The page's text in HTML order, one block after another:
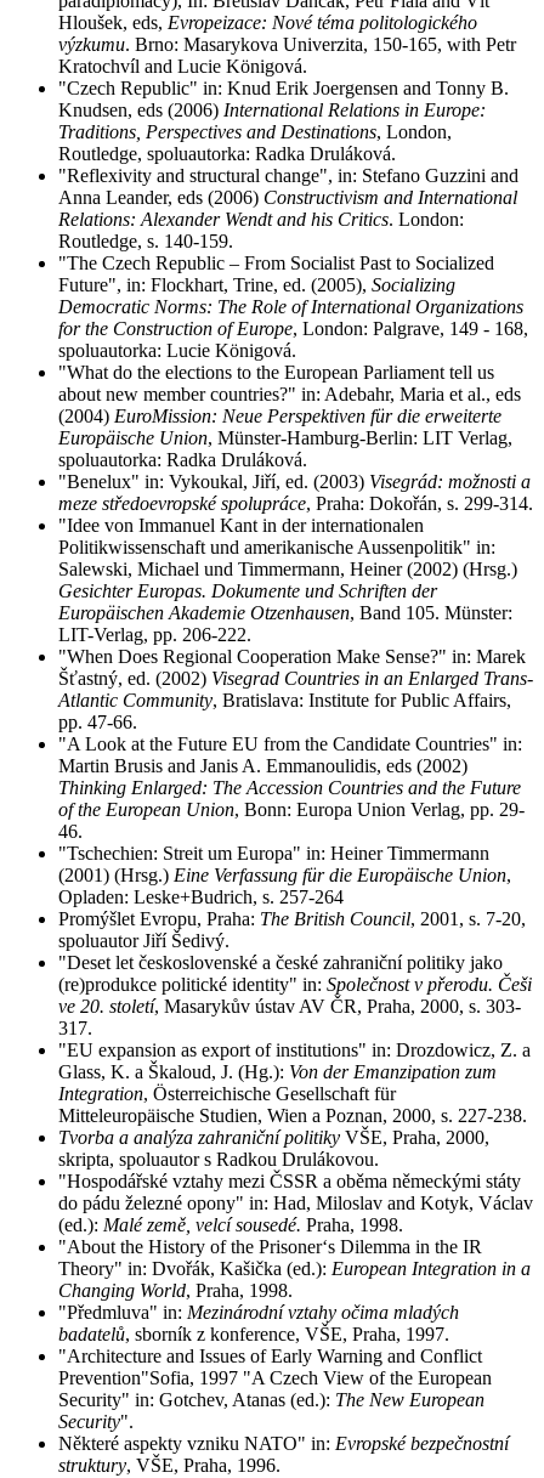
Hloušek, eds, Evropeizace: Nové téma politologického
výzkumu. Brno: Masarykova Univerzita, 150-165, with Petr
Kratochvíl and Lucie Königová.
"Czech Republic" in: Knud Erik Joergensen and Tonny B.
Knudsen, eds (2006) International Relations in Europe:
Traditions, Perspectives and Destinations, London,
Routledge, spoluautorka: Radka Druláková.
"Reflexivity and structural change", in: Stefano Guzzini and
Anna Leander, eds (2006) Constructivism and International
Relations: Alexander Wendt and his Critics. London:
Routledge, s. 140-159.
"The Czech Republic – From Socialist Past to Socialized
Future", in: Flockhart, Trine, ed. (2005), Socializing
Democratic Norms: The Role of International Organizations
for the Construction of Europe, London: Palgrave, 149 - 168,
spoluautorka: Lucie Königová.
"What do the elections to the European Parliament tell us
about new member countries?" in: Adebahr, Maria et al., eds
(2004) EuroMission: Neue Perspektiven für die erweiterte
Europäische Union, Münster-Hamburg-Berlin: LIT Verlag,
spoluautorka: Radka Druláková.
"Benelux" in: Vykoukal, Jiří, ed. (2003) Visegrád: možnosti a
meze středoevropské spolupráce, Praha: Dokořán, s. 299-314.
"Idee von Immanuel Kant in der internationalen
Politikwissenschaft und amerikanische Aussenpolitik" in:
Salewski, Michael und Timmermann, Heiner (2002) (Hrsg.)
Gesichter Europas. Dokumente und Schriften der
Europäischen Akademie Otzenhausen, Band 105. Münster:
LIT-Verlag, pp. 206-222.
"When Does Regional Cooperation Make Sense?" in: Marek
Šťastný, ed. (2002) Visegrad Countries in an Enlarged Trans-
Atlantic Community, Bratislava: Institute for Public Affairs,
pp. 47-66.
"A Look at the Future EU from the Candidate Countries" in:
Martin Brusis and Janis A. Emmanoulidis, eds (2002)
Thinking Enlarged: The Accession Countries and the Future
of the European Union, Bonn: Europa Union Verlag, pp. 29-
46.
"Tschechien: Streit um Europa" in: Heiner Timmermann
(2001) (Hrsg.) Eine Verfassung für die Europäische Union,
Opladen: Leske+Budrich, s. 257-264
Promýšlet Evropu, Praha: The British Council, 2001, s. 7-20,
spoluautor Jiří Šedivý.
"Deset let československé a české zahraniční politiky jako
(re)produkce politické identity" in: Společnost v přerodu. Češi
ve 20. století, Masarykův ústav AV ČR, Praha, 2000, s. 303-
317.
"EU expansion as export of institutions" in: Drozdowicz, Z. a
Glass, K. a Škaloud, J. (Hg.): Von der Emanzipation zum
Integration, Österreichische Gesellschaft für
Mitteleuropäische Studien, Wien a Poznan, 2000, s. 227-238.
Tvorba a analýza zahraniční politiky VŠE, Praha, 2000,
skripta, spoluautor s Radkou Drulákovou.
"Hospodářské vztahy mezi ČSSR a oběma německými státy
do pádu železné opony" in: Had, Miloslav and Kotyk, Václav
(ed.): Malé země, velcí sousedé. Praha, 1998.
"About the History of the Prisoner‘s Dilemma in the IR
Theory" in: Dvořák, Kašička (ed.): European Integration in a
Changing World, Praha, 1998.
"Předmluva" in: Mezinárodní vztahy očima mladých
badatelů, sborník z konference, VŠE, Praha, 1997.
"Architecture and Issues of Early Warning and Conflict
Prevention"Sofia, 1997 "A Czech View of the European
Security" in: Gotchev, Atanas (ed.): The New European
Security".
Některé aspekty vzniku NATO" in: Evropské bezpečnostní
struktury, VŠE, Praha, 1996.